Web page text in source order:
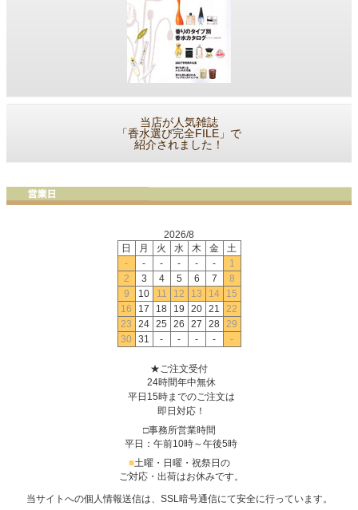
当店が人気雑誌
「香水選び完全FILE」で
紹介されました！
2026/8
日
月 火 水 木 金
土
-
- - - - -
1
2
3 4 5 6 7
8
9
10 11 12 13 14
15
16
17 18 19 20 21
22
23
24 25 26 27 28 29
30
31 - - - - -
★ご注文受付
24時間年中無休
平日15時までのご注文は
即日対応！
□事務所営業時間
平日：午前10時～午後5時
■土曜・日曜・祝祭日の
ご対応・出荷はお休みです。
当サイトへの個人情報送信は、SSL暗号通信にて安全に行っています。